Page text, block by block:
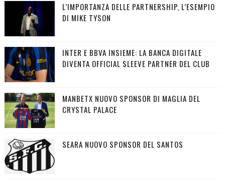
L’IMPORTANZA DELLE PARTNERSHIP, L’ESEMPIO
DI MIKE TYSON
INTER E BBVA INSIEME: LA BANCA DIGITALE
DIVENTA OFFICIAL SLEEVE PARTNER DEL CLUB
MANBETX NUOVO SPONSOR DI MAGLIA DEL
CRYSTAL PALACE
SEARA NUOVO SPONSOR DEL SANTOS